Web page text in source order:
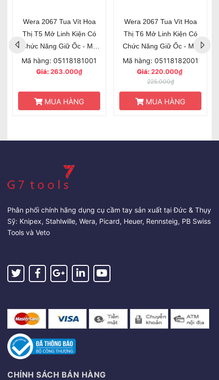
Wera 2067 Tua Vít Hoa
Thị T5 Mở Linh Kiện Có
Chức Năng Giữ Ốc - Mã
Sản Phẩm 118181
Mã hàng: 05118181001
Giá:263.000₫
MUA HÀNG
Wera 2067 Tua Vít Hoa
Thị T6 Mở Linh Kiện Có
Chức Năng Giữ Ốc - Mã
Sản Phẩm 118182
Mã hàng: 05118182001
Giá:220.000₫
225.000₫
MUA HÀNG
Phân phối chính hãng dụng cụ cầm tay sản xuất tại Đức & Thụy
Sỹ: Knipex, Stahlwille, Wera, Picard, Heuer, Rennsteig, PB Swiss
Tools và Veto
CHÍNH SÁCH BÁN HÀNG